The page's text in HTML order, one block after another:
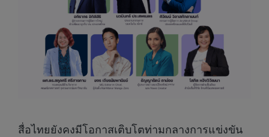
สื่อไทยยังคงมีโอกาสเติบโตท่ามกลางการแข่งขัน